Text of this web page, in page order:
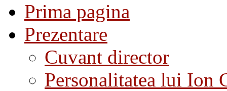
Prima pagina
Prezentare
Cuvant director
Personalitatea lui Ion